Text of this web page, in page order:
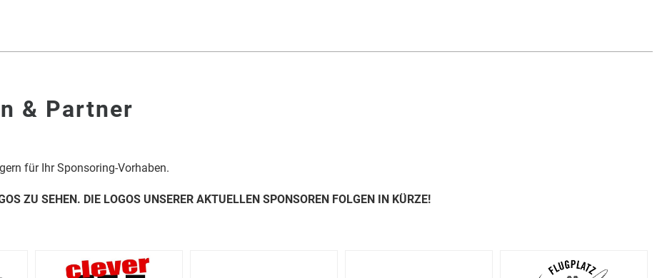
& Partner
für Ihr Sponsoring-Vorhaben.
ZU SEHEN. DIE LOGOS UNSERER AKTUELLEN SPONSOREN FOLGEN IN KÜRZE!